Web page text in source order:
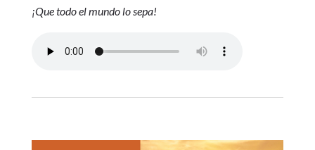
¡Que todo el mundo lo sepa!